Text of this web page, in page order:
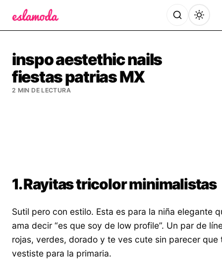
inspo aestethic nails
fiestas patrias MX
2 MIN DE LECTURA
1. Rayitas tricolor minimalistas
Sutil pero con estilo. Esta es para la niña elegante
ama decir “es que soy de low profile”. Un par de
rojas, verdes, dorado y te ves cute sin parecer que
vestiste para la primaria.